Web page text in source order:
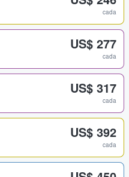
cada
US$ 277
cada
US$ 317
cada
US$ 392
cada